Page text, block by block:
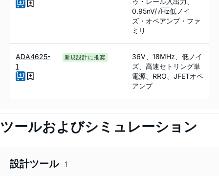
0.95nV/√Hz低ノイ
ズ・オペアンプ・ファ
ミリ
ADA4625-
1
新規設計に推奨
36V、18MHz、低ノイ
ズ、高速セトリング単
電源、RRO、JFETオペ
アンプ
ツールおよびシミュレーション
設計ツール 1